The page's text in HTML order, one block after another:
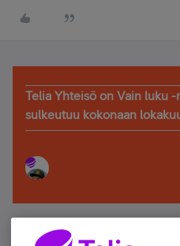
Telia Yhteisö on Vain luku -
sulkeutuu kokonaan